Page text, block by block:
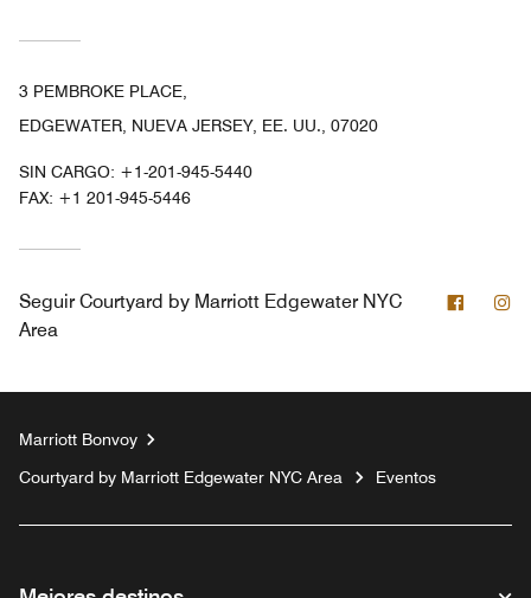
3 PEMBROKE PLACE,
EDGEWATER, NUEVA JERSEY, EE. UU., 07020
SIN CARGO: +1-201-945-5440
FAX: +1 201-945-5446
Seguir Courtyard by Marriott Edgewater NYC
Area
Marriott Bonvoy
Courtyard by Marriott Edgewater NYC Area
Eventos